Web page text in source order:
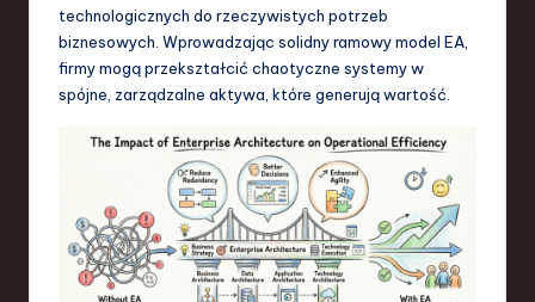
o
technologicznych do rzeczywistych potrzeb
biznesowych. Wprowadzając solidny ramowy model EA,
firmy mogą przekształcić chaotyczne systemy w
spójne, zarządzalne aktywa, które generują wartość.